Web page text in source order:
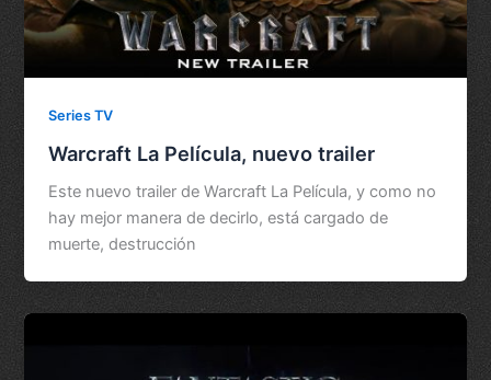
Series TV
Warcraft La Película, nuevo trailer
Este nuevo trailer de Warcraft La Película, y como no
hay mejor manera de decirlo, está cargado de
muerte, destrucción